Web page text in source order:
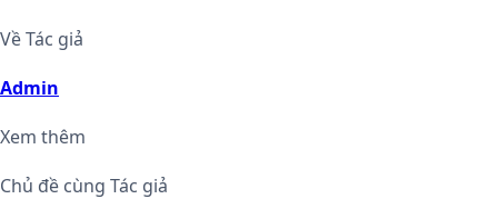
Về Tác giả
Admin
Xem thêm
Chủ đề cùng Tác giả